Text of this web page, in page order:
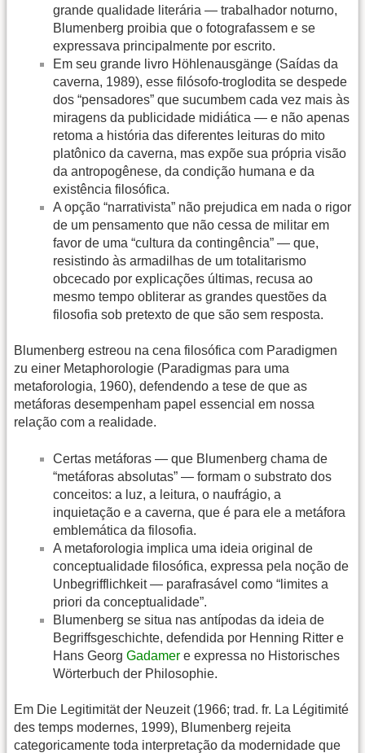
grande qualidade literária — trabalhador noturno,
Blumenberg proibia que o fotografassem e se
expressava principalmente por escrito.
Em seu grande livro Höhlenausgänge (Saídas da
caverna, 1989), esse filósofo-troglodita se despede
dos “pensadores” que sucumbem cada vez mais às
miragens da publicidade midiática — e não apenas
retoma a história das diferentes leituras do mito
platônico da caverna, mas expõe sua própria visão
da antropogênese, da condição humana e da
existência filosófica.
A opção “narrativista” não prejudica em nada o rigor
de um pensamento que não cessa de militar em
favor de uma “cultura da contingência” — que,
resistindo às armadilhas de um totalitarismo
obcecado por explicações últimas, recusa ao
mesmo tempo obliterar as grandes questões da
filosofia sob pretexto de que são sem resposta.
Blumenberg estreou na cena filosófica com Paradigmen
zu einer Metaphorologie (Paradigmas para uma
metaforologia, 1960), defendendo a tese de que as
metáforas desempenham papel essencial em nossa
relação com a realidade.
Certas metáforas — que Blumenberg chama de
“metáforas absolutas” — formam o substrato dos
conceitos: a luz, a leitura, o naufrágio, a
inquietação e a caverna, que é para ele a metáfora
emblemática da filosofia.
A metaforologia implica uma ideia original de
conceptualidade filosófica, expressa pela noção de
Unbegrifflichkeit — parafrasável como “limites a
priori da conceptualidade”.
Blumenberg se situa nas antípodas da ideia de
Begriffsgeschichte, defendida por Henning Ritter e
Hans Georg Gadamer e expressa no Historisches
Wörterbuch der Philosophie.
Em Die Legitimität der Neuzeit (1966; trad. fr. La Légitimité
des temps modernes, 1999), Blumenberg rejeita
categoricamente toda interpretação da modernidade que